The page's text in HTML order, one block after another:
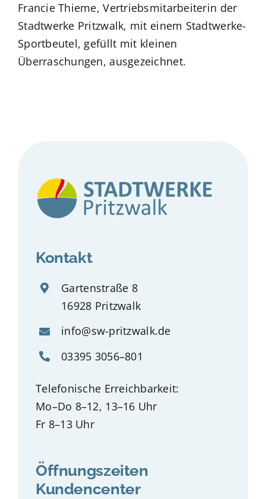
Francie Thieme, Vertriebsmitarbeiterin der
Stadtwerke Pritzwalk, mit einem Stadtwerke-
Sportbeutel, gefüllt mit kleinen
Überraschungen, ausgezeichnet.
Kontakt
Gartenstraße 8
16928 Pritzwalk
info@sw-pritzwalk.de
03395 3056–801
Telefonische Erreichbarkeit:
Mo–Do 8–12, 13–16 Uhr
Fr 8–13 Uhr
Öffnungszeiten
Kundencenter